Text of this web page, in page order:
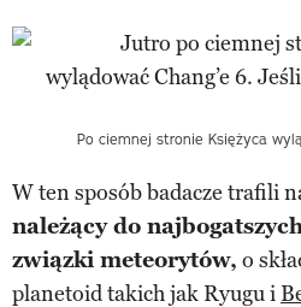
Po ciemnej stronie Księżyca
W ten sposób badacze trafili
należący do najb
związki meteorytów, o
planetoid takich jak Ryugu i